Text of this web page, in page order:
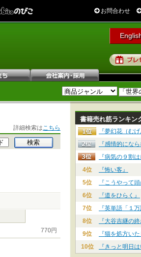
お問合わせ
詳細検索はこちら
770円
書籍売れ筋ランキン
『夢幻花（むげ
『感情的になら
『病気の９割
4位
『怖い客』
5位
『こうやって
6位
『道をひらく』
7位
『英単語「１
8位
『大谷吉継の
9位
『猫を処方いた
10位
『きっと明日